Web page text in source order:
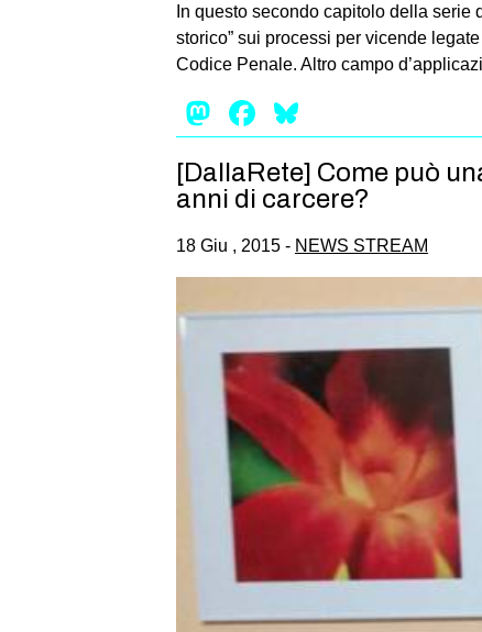
In questo secondo capitolo della serie
storico” sui processi per vicende
Codice Penale. Altro campo
Mastodon
Facebook
[DallaRete] Come può
anni di carcere?
18 Giu , 2015 - NEWS STREAM